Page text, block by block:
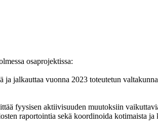
osaprojektissa:
ja jalkauttaa vuonna 2023 toteutetun
fyysisen aktiivisuuden muutoksiin
raportointia sekä koordinoida kotimaista